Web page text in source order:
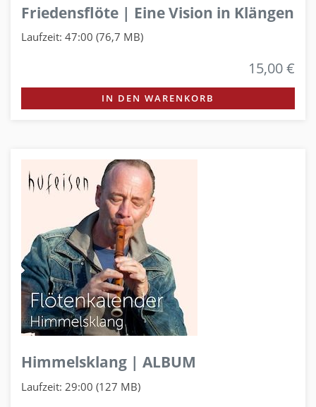
Friedensflöte | Eine Vision in Klängen
Laufzeit: 47:00 (76,7 MB)
15,00 €
IN DEN WARENKORB
Himmelsklang | ALBUM
Laufzeit: 29:00 (127 MB)